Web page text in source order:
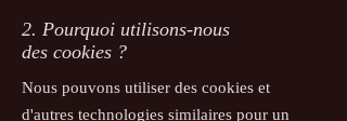
2. Pourquoi utilisons-nous
des cookies ?
Nous pouvons utiliser des cookies et
d'autres technologies similaires pour un